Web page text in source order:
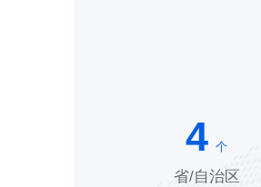
4 个
省/自治区